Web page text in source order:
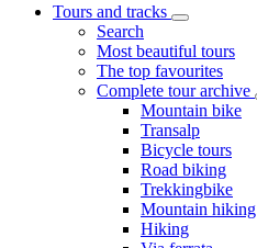
Tours and tracks
Search
Most beautiful tours
The top favourites
Complete tour archive
Mountain bike
Transalp
Bicycle tours
Road biking
Trekkingbike
Mountain hiking
Hiking